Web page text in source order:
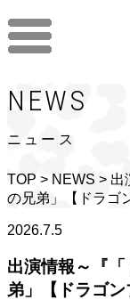
NEWS
ニュース
TOP > NEWS > 出
の兄弟」【ドラゴ
2026.7.5
出演情報～『
弟」【ドラゴン